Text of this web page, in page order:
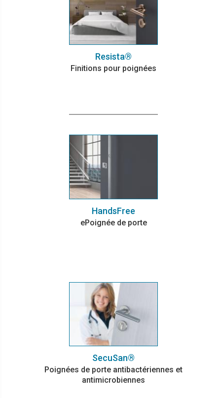
Resista®
Finitions pour poignées
HandsFree
ePoignée de porte
SecuSan®
Poignées de porte antibactériennes et
antimicrobiennes